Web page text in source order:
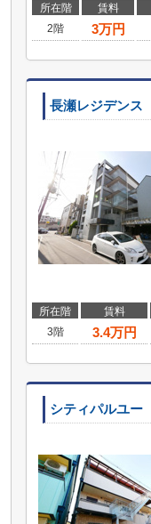
所在階 賃料
2階
3万円
長瀬レジデンス
所在階 賃料
3階
3.4万円
シティパルユー